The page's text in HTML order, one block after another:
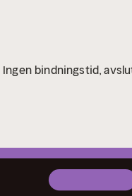
Ingen bindningstid,